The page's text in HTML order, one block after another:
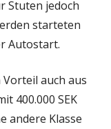
Stuten jedoch
starteten
Autostart.
Vorteil auch aus
400.000 SEK
andere Klasse